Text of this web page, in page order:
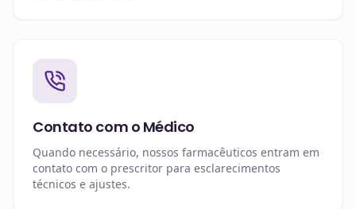
Contato com o Médico
Quando necessário, nossos farmacêuticos entram em
contato com o prescritor para esclarecimentos
técnicos e ajustes.